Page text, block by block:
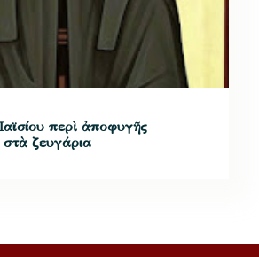
περὶ ἀποφυγῆς
στὰ ζευγάρια